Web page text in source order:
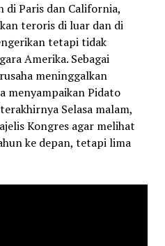
di Paris dan California,
teroris di luar dan di
tetapi tidak
Amerika. Sebagai
meninggalkan
menyampaikan Pidato
Selasa malam,
Kongres agar melihat
ke depan, tetapi lima